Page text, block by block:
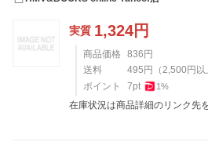
実質 1,324円
商品価格 836円
送料
495円 （ 2,500円以
ポイント
7pt 1%
在庫状況は商品詳細のリンク先